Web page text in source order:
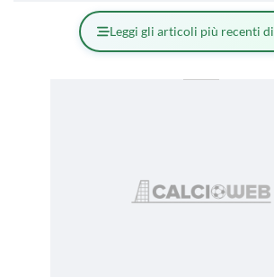
Leggi gli articoli più recenti di